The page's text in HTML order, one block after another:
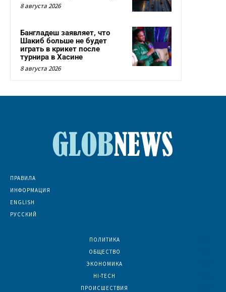
8 августа 2026
Бангладеш заявляет, что
Шакиб больше не будет
играть в крикет после
турнира в Хасине
8 августа 2026
ПРАВИЛА
ИНФОРМАЦИЯ
ENGLISH
РУССКИЙ
ПОЛИТИКА
ОБЩЕСТВО
ЭКОНОМИКА
HI-TECH
ПРОИСШЕСТВИЯ